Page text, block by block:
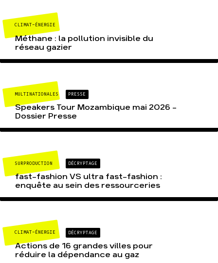
CLIMAT-ÉNERGIE
Méthane : la pollution invisible du
réseau gazier
MULTINATIONALES PRESSE
Speakers Tour Mozambique mai 2026 –
Dossier Presse
SURPRODUCTION DÉCRYPTAGE
fast-fashion VS ultra fast-fashion :
enquête au sein des ressourceries
CLIMAT-ÉNERGIE DÉCRYPTAGE
Actions de 16 grandes villes pour
réduire la dépendance au gaz